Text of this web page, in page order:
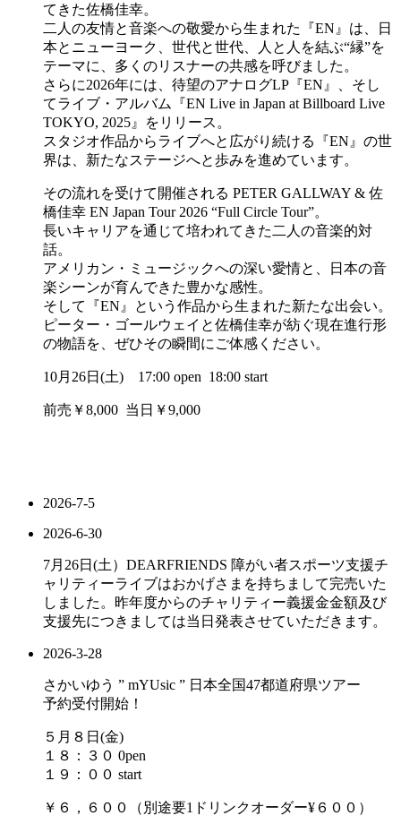
てきた佐橋佳幸。
二人の友情と音楽への敬愛から生まれた『EN』は、日
本とニューヨーク、世代と世代、人と人を結ぶ“縁”を
テーマに、多くのリスナーの共感を呼びました。
さらに2026年には、待望のアナログLP『EN』、そし
てライブ・アルバム『EN Live in Japan at Billboard Live
TOKYO, 2025』をリリース。
スタジオ作品からライブへと広がり続ける『EN』の世
界は、新たなステージへと歩みを進めています。
その流れを受けて開催される PETER GALLWAY & 佐
橋佳幸 EN Japan Tour 2026 “Full Circle Tour”。
長いキャリアを通じて培われてきた二人の音楽的対
話。
アメリカン・ミュージックへの深い愛情と、日本の音
楽シーンが育んできた豊かな感性。
そして『EN』という作品から生まれた新たな出会い。
ピーター・ゴールウェイと佐橋佳幸が紡ぐ現在進行形
の物語を、ぜひその瞬間にご体感ください。
10月26日(土) 17:00 open 18:00 start
前売￥8,000 当日￥9,000
2026-7-5
2026-6-30
7月26日(土）DEARFRIENDS 障がい者スポーツ支援チ
ャリティーライブはおかげさまを持ちまして完売いた
しました。昨年度からのチャリティー義援金金額及び
支援先につきましては当日発表させていただきます。
2026-3-28
さかいゆう ” mYUsic ” 日本全国47都道府県ツアー
予約受付開始！
５月８日(金)
１８：３０ 0pen
１９：００ start
￥６，６００（別途要1ドリンクオーダー¥６００）